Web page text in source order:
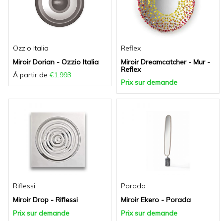
Ozzio Italia
Miroir Dorian - Ozzio Italia
Á partir de €1.993
Reflex
Miroir Dreamcatcher - Mur -
Reflex
Prix sur demande
Riflessi
Miroir Drop - Riflessi
Prix sur demande
Porada
Miroir Ekero - Porada
Prix sur demande